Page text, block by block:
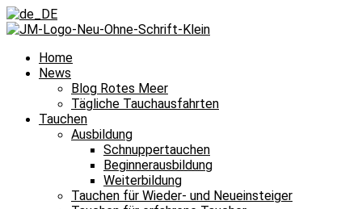
Home
News
Blog Rotes Meer
Tägliche Tauchausfahrten
Tauchen
Ausbildung
Schnuppertauchen
Beginnerausbildung
Weiterbildung
Tauchen für Wieder- und Neueinsteiger